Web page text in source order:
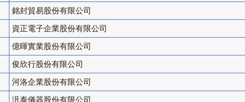
銘封貿易股份有限公司
資正電子企業股份有限公司
億暉實業股份有限公司
俊欣行股份有限公司
河洛企業股份有限公司
汎泰儀器股份有限公司